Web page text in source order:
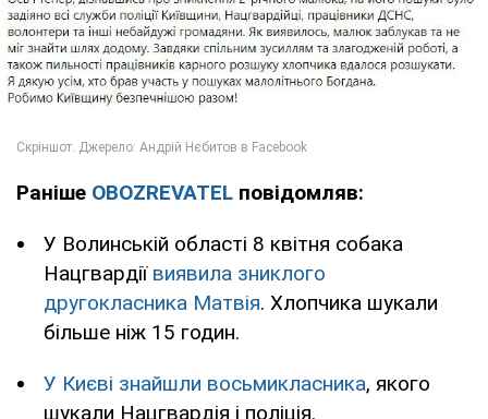
Раніше OBOZREVATEL повідомляв:
У Волинській області 8 квітня собака
Нацгвардії виявила зниклого
другокласника Матвія. Хлопчика шукали
більше ніж 15 годин.
У Києві знайшли восьмикласника, якого
шукали Нацгвардія і поліція.